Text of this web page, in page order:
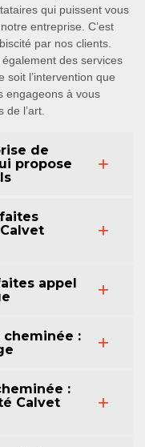
qui puissent vous
entreprise. C’est
par nos clients.
des services
soit l’intervention que
engageons à vous
l’art.
de
propose
appel
cheminée :
:
Calvet